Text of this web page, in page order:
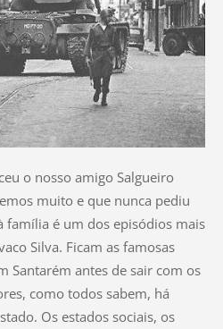
o nosso amigo Salgueiro
muito e que nunca pediu
família é um dos episódios mais
Silva. Ficam as famosas
Santarém antes de sair com os
como todos sabem, há
Os estados sociais, os